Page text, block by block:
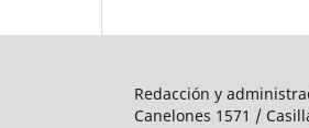
Redacción y
Canelones 1571 /